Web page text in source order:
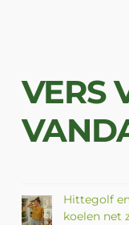
VERS
Hittegolf
koelen net